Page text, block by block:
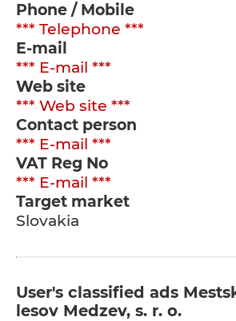
Phone / Mobile
*** Telephone ***
E-mail
*** E-mail ***
Web site
*** Web site ***
Contact person
*** E-mail ***
VAT Reg No
*** E-mail ***
Target market
Slovakia
User's classified ads
lesov Medzev, s. r. o.